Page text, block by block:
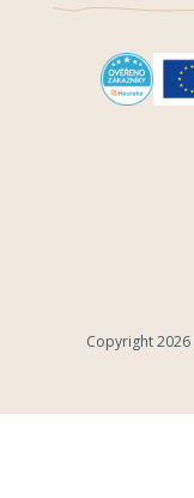
Copyright 2026